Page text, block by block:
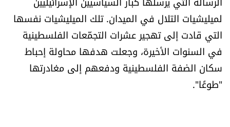
لميليشيات التلال في الميدان. تلك الميليشيات نفسها
التي قادت إلى تهجير عشرات التجمّعات الفلسطينية
في السنوات الأخيرة، وجعلت هدفها محاولة إحباط
سكان الضفة الفلسطينية ودفعهم إلى مغادرتها
"طوعًا".